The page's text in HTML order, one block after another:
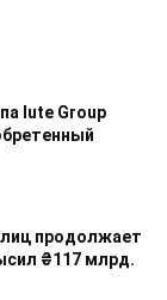
Iute Group
продолжает
₴117 млрд.